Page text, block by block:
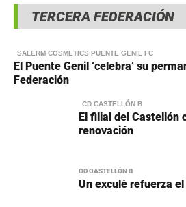
TERCERA FEDERACIÓN
SALERM COSMETICS PUENTE GENIL FC
El Puente Genil ‘celebra’ su
Federación
CD CASTELLÓN B
El filial del Castellón
renovación
CD CASTELLÓN B
Un exculé refuerza